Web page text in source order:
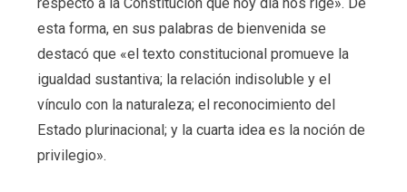
esta forma, en sus palabras de bienvenida se
destacó que «el texto constitucional promueve la
igualdad sustantiva; la relación indisoluble y el
vínculo con la naturaleza; el reconocimiento del
Estado plurinacional; y la cuarta idea es la noción de
privilegio».